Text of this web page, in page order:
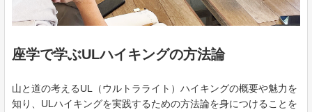
座学で学ぶULハイキングの方法論
山と道の考えるUL（ウルトラライト）ハイキングの概要や魅力を
知り、ULハイキングを実践するための方法論を身につけることを